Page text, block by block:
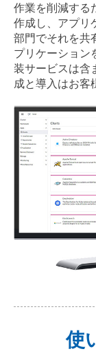
作業を削減する
作成し、アプリ
部門でそれを共
プリケーション
装サービスは含
成と導入はお客
使